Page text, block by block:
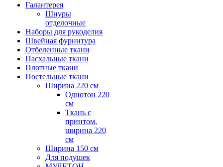
Галантерея
Шнуры
отделочные
Наборы для рукоделия
Швейная фурнитура
Отбеленные ткани
Пасхальные ткани
Плотные ткани
Постельные ткани
Ширина 220 см
Однотон 220
см
Ткань с
принтом,
ширина 220
см
Ширина 150 см
Для подушек